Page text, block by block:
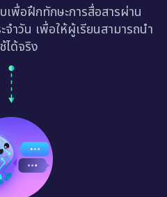
เพื่อฝึกทักษะการสื่อสารผ่าน
ำวัน เพื่อให้ผู้เรียนสามารถนำ
ได้จริง